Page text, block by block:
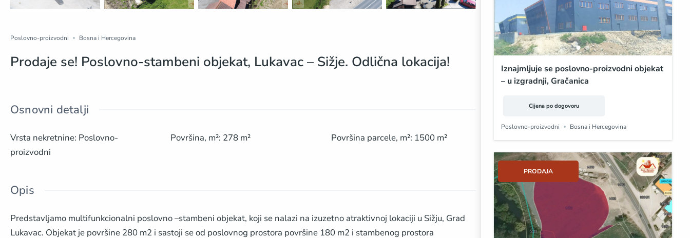
Poslovno-proizvodni Bosna i Hercegovina
Prodaje se! Poslovno-stambeni objekat, Lukavac – Sižje. Odlična lokacija!
Osnovni detalji
Vrsta nekretnine: Poslovno-
proizvodni
Površina, m²: 278 m² Površina parcele, m²: 1500 m²
Opis
Predstavljamo multifunkcionalni poslovno –stambeni objekat, koji se nalazi na izuzetno atraktivnoj lokaciji u Sižju, Grad
Lukavac. Objekat je površine 280 m2 i sastoji se od poslovnog prostora površine 180 m2 i stambenog prostora
Iznajmljuje se poslovno-proizvodni objekat
– u izgradnji, Gračanica
Cijena po dogovoru
Poslovno-proizvodni Bosna i Hercegovina
PRODAJA